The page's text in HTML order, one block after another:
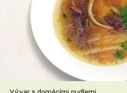
TV Program
Škola vaření
Recepty z TV